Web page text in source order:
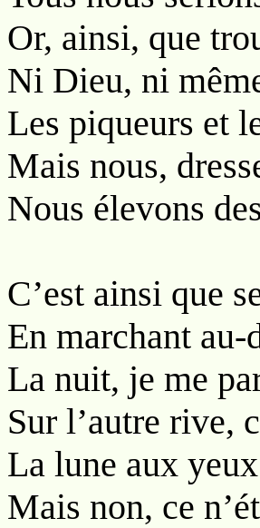
Or, ainsi, que
Ni Dieu, ni
Les piqueurs et
Mais nous,
Nous élevons
C’est ainsi que
En marchant au-
La nuit, je me
Sur l’autre rive,
La lune aux
Mais non, ce